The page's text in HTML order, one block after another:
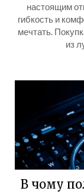
настоящим
гибкость и
мечтать.
из
В чому